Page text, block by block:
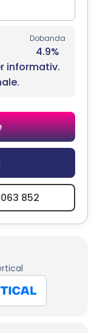
Dobanda
4.9%
informativ.
852